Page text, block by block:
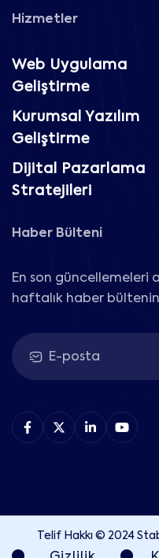
Hizmetler
Web Uygulama
Geliştirme
Kurumsal Yazılım
Geliştirme
Dijital Pazarlama
Stratejileri
Haber Bülteni
En son güncellemeleri
haftalık haber
Telif Hakkı © 2024